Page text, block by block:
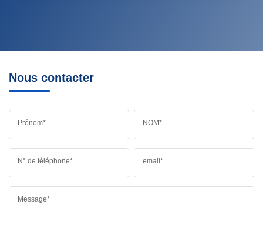
Nous contacter
Prénom* NOM*
N° de téléphone* email*
Message*